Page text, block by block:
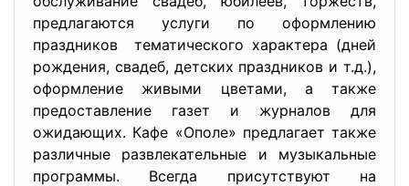
предлагаются услуги по оформлению
праздников тематического характера (дней
рождения, свадеб, детских праздников и т.д.),
оформление живыми цветами, а также
предоставление газет и журналов для
ожидающих. Кафе «Ополе» предлагает также
различные развлекательные и музыкальные
программы. Всегда присутствуют на